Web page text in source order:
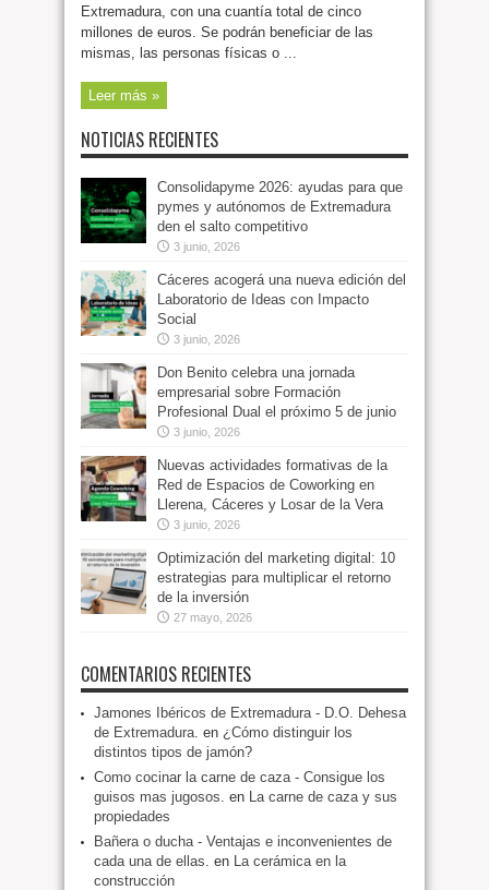
Extremadura, con una cuantía total de cinco
millones de euros. Se podrán beneficiar de las
mismas, las personas físicas o ...
Leer más »
NOTICIAS RECIENTES
Consolidapyme 2026: ayudas para que
pymes y autónomos de Extremadura
den el salto competitivo
3 junio, 2026
Cáceres acogerá una nueva edición del
Laboratorio de Ideas con Impacto
Social
3 junio, 2026
Don Benito celebra una jornada
empresarial sobre Formación
Profesional Dual el próximo 5 de junio
3 junio, 2026
Nuevas actividades formativas de la
Red de Espacios de Coworking en
Llerena, Cáceres y Losar de la Vera
3 junio, 2026
Optimización del marketing digital: 10
estrategias para multiplicar el retorno
de la inversión
27 mayo, 2026
COMENTARIOS RECIENTES
Jamones Ibéricos de Extremadura - D.O. Dehesa
de Extremadura. en ¿Cómo distinguir los
distintos tipos de jamón?
Como cocinar la carne de caza - Consigue los
guisos mas jugosos. en La carne de caza y sus
propiedades
Bañera o ducha - Ventajas e inconvenientes de
cada una de ellas. en La cerámica en la
construcción